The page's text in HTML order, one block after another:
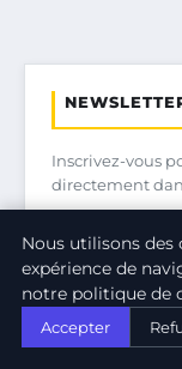
Inscrivez-vous
directement
Nous utilisons
expérience de
notre politique de
Accepter